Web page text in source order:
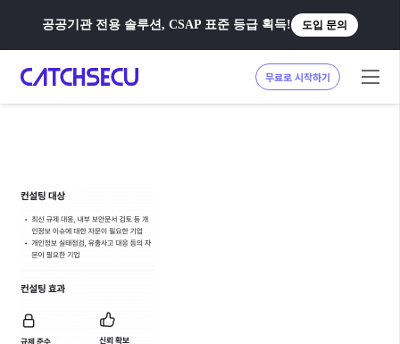
공공기관 전용 솔루션, CSAP 표준 등급 획득! 도입 문의
무료로 시작하기